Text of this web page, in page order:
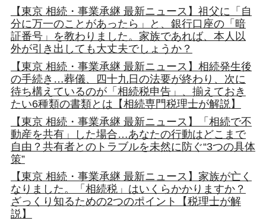
【東京 相続・事業承継 最新ニュース】祖父に「自
分に万一のことがあったら」と、銀行口座の「暗
証番号」を教わりました。家族であれば、本人以
外が引き出しても大丈夫でしょうか？
【東京 相続・事業承継 最新ニュース】相続発生後
の手続き…葬儀、四十九日の法要が終わり、次に
待ち構えているのが「相続税申告」、揃えておき
たい6種類の書類とは【相続専門税理士が解説】
【東京 相続・事業承継 最新ニュース】「相続で不
動産を共有」した場合…あなたの行動はどこまで
自由？共有者とのトラブルを未然に防ぐ“3つの具体
策”
【東京 相続・事業承継 最新ニュース】家族が亡く
なりました。「相続税」はいくらかかりますか？
ざっくり知るための2つのポイント【税理士が解
説】